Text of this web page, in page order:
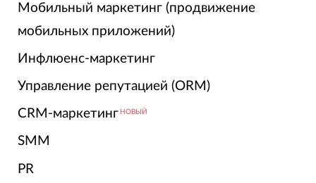
Мобильный маркетинг (продвижение
мобильных приложений)
Инфлюенс-маркетинг
Управление репутацией (ORM)
CRM-маркетинг НОВЫЙ
SMM
PR